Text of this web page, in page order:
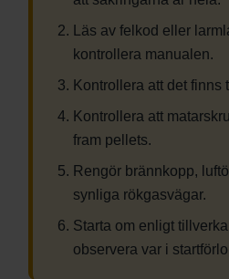
Läs av felkod eller
kontrollera manualen.
Kontrollera att det finns
Kontrollera att
fram pellets.
Rengör brännkopp,
synliga rökgasvägar.
Starta om enligt
observera var i